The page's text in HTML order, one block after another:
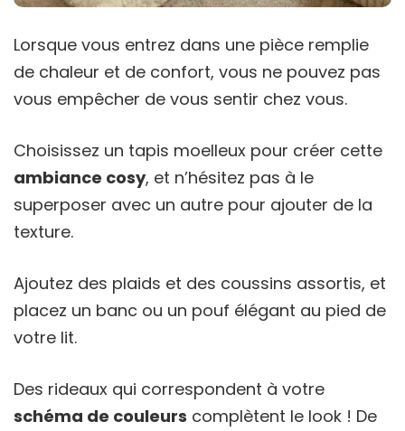
Lorsque vous entrez dans une pièce remplie
de chaleur et de confort, vous ne pouvez pas
vous empêcher de vous sentir chez vous.
Choisissez un tapis moelleux pour créer cette
ambiance cosy, et n’hésitez pas à le
superposer avec un autre pour ajouter de la
texture.
Ajoutez des plaids et des coussins assortis, et
placez un banc ou un pouf élégant au pied de
votre lit.
Des rideaux qui correspondent à votre
schéma de couleurs complètent le look ! De